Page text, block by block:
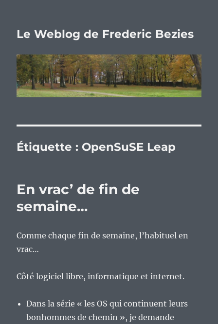
Le Weblog de Frederic Bezies
Étiquette : OpenSuSE Leap
En vrac’ de fin de
semaine…
Comme chaque fin de semaine, l’habituel en
vrac…
Côté logiciel libre, informatique et internet.
Dans la série « les OS qui continuent leurs
bonhommes de chemin », je demande